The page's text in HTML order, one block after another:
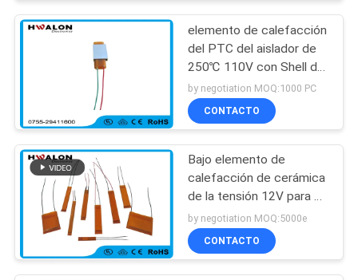
elemento de calefacción
del PTC del aislador de
250℃ 110V con Shell de
aluminio
by negotiation MOQ:1000 PC
CONTACTO
Bajo elemento de
calefacción de cerámica
de la tensión 12V para el
secador de pelo y las
enderezadoras del pelo
by negotiation MOQ:5000e
CONTACTO